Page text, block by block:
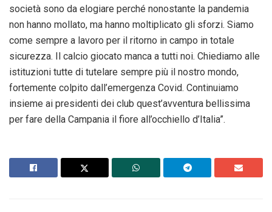
società sono da elogiare perché nonostante la pandemia
non hanno mollato, ma hanno moltiplicato gli sforzi. Siamo
come sempre a lavoro per il ritorno in campo in totale
sicurezza. Il calcio giocato manca a tutti noi. Chiediamo alle
istituzioni tutte di tutelare sempre più il nostro mondo,
fortemente colpito dall’emergenza Covid. Continuiamo
insieme ai presidenti dei club quest’avventura bellissima
per fare della Campania il fiore all’occhiello d’Italia”.